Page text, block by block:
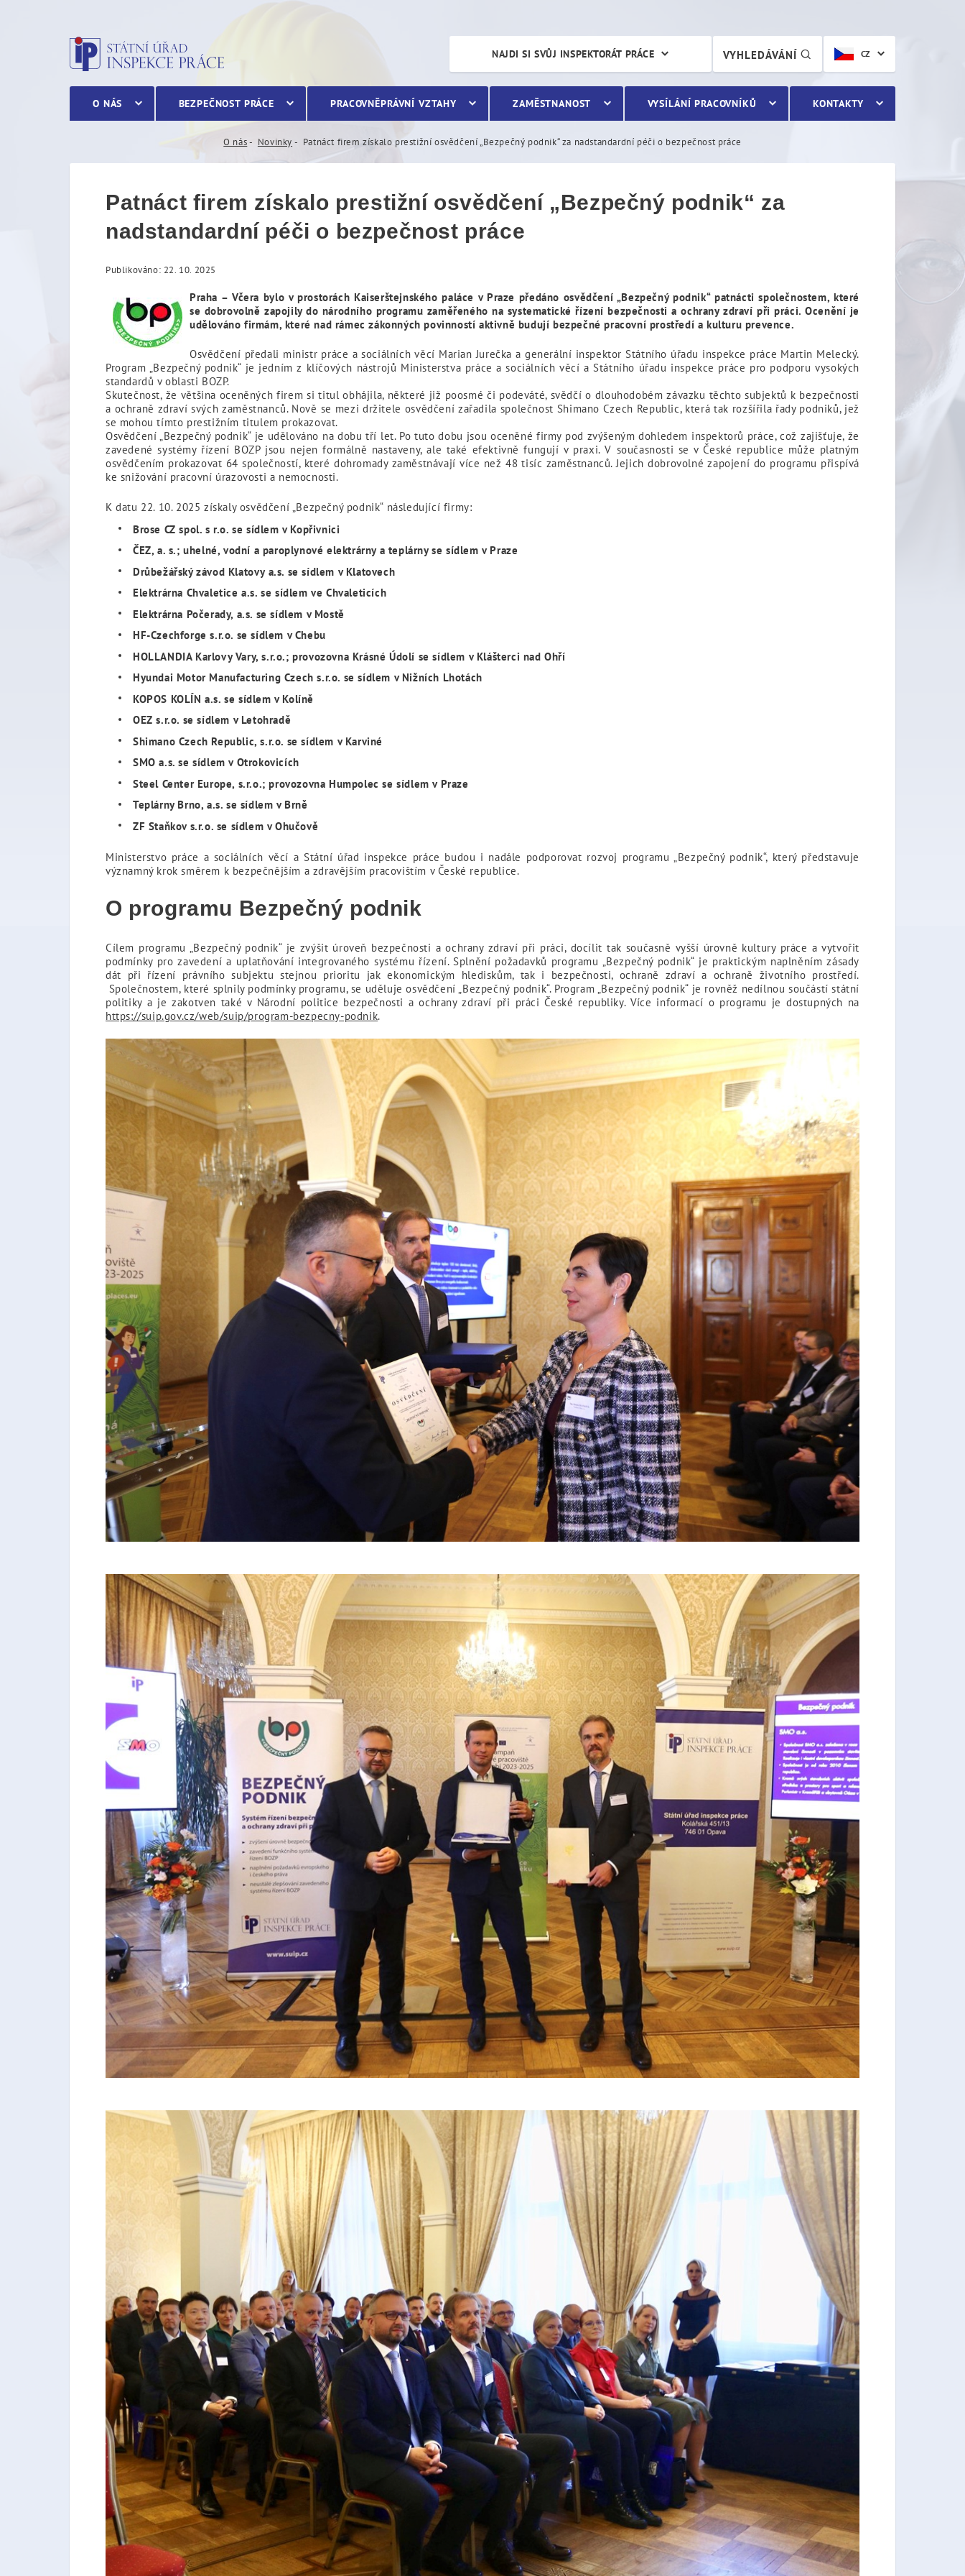
Patnáct firem získalo prestižní osvědčení „Bezpečný podnik“ za
CZ
VYHLEDÁVÁNÍ
NAJDI SI SVŮJ INSPEKTORÁT PRÁCE
O NÁS BEZPEČNOST PRÁCE PRACOVNĚPRÁVNÍ VZTAHY ZAMĚSTNANOST VYSÍLÁNÍ PRACOVNÍKŮ KONTAKTY
O nás Novinky Patnáct firem získalo prestižní osvědčení „Bezpečný podnik“ za nadstandardní péči o bezpečnost práce
Patnáct firem získalo prestižní osvědčení „Bezpečný podnik“ za
nadstandardní péči o bezpečnost práce
Publikováno: 22. 10. 2025
Praha – Včera bylo v prostorách Kaiserštejnského paláce v Praze předáno osvědčení „Bezpečný podnik“ patnácti společnostem, které
se dobrovolně zapojily do národního programu zaměřeného na systematické řízení bezpečnosti a ochrany zdraví při práci. Ocenění je
udělováno firmám, které nad rámec zákonných povinností aktivně budují bezpečné pracovní prostředí a kulturu prevence.
Osvědčení předali ministr práce a sociálních věcí Marian Jurečka a generální inspektor Státního úřadu inspekce práce Martin Melecký.
Program „Bezpečný podnik“ je jedním z klíčových nástrojů Ministerstva práce a sociálních věcí a Státního úřadu inspekce práce pro podporu vysokých
standardů v oblasti BOZP.
Skutečnost, že většina oceněných firem si titul obhájila, některé již poosmé či podeváté, svědčí o dlouhodobém závazku těchto subjektů k bezpečnosti
a ochraně zdraví svých zaměstnanců. Nově se mezi držitele osvědčení zařadila společnost Shimano Czech Republic, která tak rozšířila řady podniků, jež
se mohou tímto prestižním titulem prokazovat.
Osvědčení „Bezpečný podnik“ je udělováno na dobu tří let. Po tuto dobu jsou oceněné firmy pod zvýšeným dohledem inspektorů práce, což zajišťuje, že
zavedené systémy řízení BOZP jsou nejen formálně nastaveny, ale také efektivně fungují v praxi. V současnosti se v České republice může platným
osvědčením prokazovat 64 společností, které dohromady zaměstnávají více než 48 tisíc zaměstnanců. Jejich dobrovolné zapojení do programu přispívá
ke snižování pracovní úrazovosti a nemocnosti.
K datu 22. 10. 2025 získaly osvědčení „Bezpečný podnik“ následující firmy:
Brose CZ spol. s r.o. se sídlem v Kopřivnici
ČEZ, a. s.; uhelné, vodní a paroplynové elektrárny a teplárny se sídlem v Praze
Drůbežářský závod Klatovy a.s. se sídlem v Klatovech
Elektrárna Chvaletice a.s. se sídlem ve Chvaleticích
Elektrárna Počerady, a.s. se sídlem v Mostě
HF-Czechforge s.r.o. se sídlem v Chebu
HOLLANDIA Karlovy Vary, s.r.o.; provozovna Krásné Údolí se sídlem v Klášterci nad Ohří
Hyundai Motor Manufacturing Czech s.r.o. se sídlem v Nižních Lhotách
KOPOS KOLÍN a.s. se sídlem v Kolíně
OEZ s.r.o. se sídlem v Letohradě
Shimano Czech Republic, s.r.o. se sídlem v Karviné
SMO a.s. se sídlem v Otrokovicích
Steel Center Europe, s.r.o.; provozovna Humpolec se sídlem v Praze
Teplárny Brno, a.s. se sídlem v Brně
ZF Staňkov s.r.o. se sídlem v Ohučově
Ministerstvo práce a sociálních věcí a Státní úřad inspekce práce budou i nadále podporovat rozvoj programu „Bezpečný podnik“, který představuje
významný krok směrem k bezpečnějším a zdravějším pracovištím v České republice.
O programu Bezpečný podnik
Cílem programu „Bezpečný podnik“ je zvýšit úroveň bezpečnosti a ochrany zdraví při práci, docílit tak současně vyšší úrovně kultury práce a vytvořit
podmínky pro zavedení a uplatňování integrovaného systému řízení. Splnění požadavků programu „Bezpečný podnik“ je praktickým naplněním zásady
dát při řízení právního subjektu stejnou prioritu jak ekonomickým hlediskům, tak i bezpečnosti, ochraně zdraví a ochraně životního prostředí.
Společnostem, které splnily podmínky programu, se uděluje osvědčení „Bezpečný podnik“. Program „Bezpečný podnik“ je rovněž nedílnou součástí státní
politiky a je zakotven také v Národní politice bezpečnosti a ochrany zdraví při práci České republiky. Více informací o programu je dostupných na
https://suip.gov.cz/web/suip/program-bezpecny-podnik.